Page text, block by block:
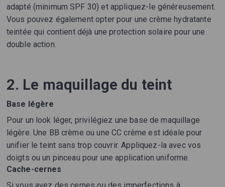
adapté (minimum SPF 30) et appliquez-le généreusement.
Vous pouvez également opter pour une crème hydratante
teintée qui contient déjà une protection solaire pour une
double action.
2. Le maquillage du teint
Base légère
Pour un look léger, privilégiez une base de maquillage
légère. Une BB crème ou une CC crème est idéale pour
unifier le teint sans trop couvrir. Appliquez-la avec vos
doigts ou un pinceau pour une application uniforme.
Cache-cernes